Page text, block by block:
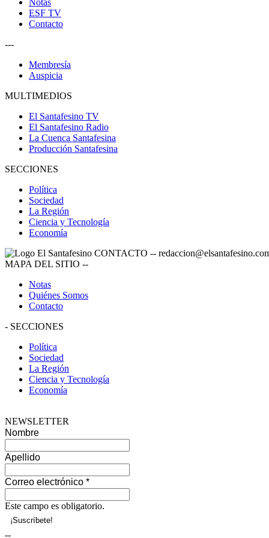
Notas
ESF TV
Contacto
---
Membresía
Auspicia
MULTIMEDIOS
El Santafesino TV
El Santafesino Radio
La Cuenca Santafesina
Producción Santafesina
SECCIONES
Política
Sociedad
La Región
Ciencia y Tecnología
Economía
CONTACTO --
MAPA DEL SITIO --
Notas
Quiénes Somos
Contacto
- SECCIONES
Política
Sociedad
La Región
Ciencia y Tecnología
Economía
NEWSLETTER
Nombre
Apellido
Correo electrónico *
Este campo es obligatorio.
--